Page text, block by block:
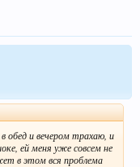
обед и вечером трахаю, и
ей меня уже совсем не
в этом вся проблема